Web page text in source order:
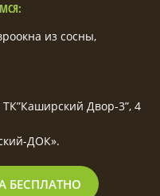
из сосны,
Двор-3”, 4
ДОК».
БЕСПЛАТНО